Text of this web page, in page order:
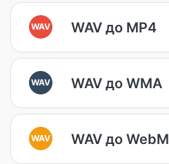
WAV WAV до MP4
WAV WAV до WMA
WAV WAV до WebM